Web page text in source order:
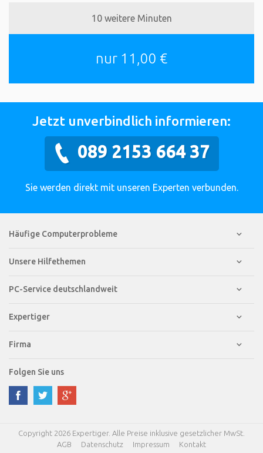
10 weitere Minuten
nur 11,00 €
Jetzt unverbindlich informieren:
089 2153 664 37
Sie werden direkt mit unseren Experten verbunden.
Häufige Computerprobleme
Unsere Hilfethemen
PC-Service deutschlandweit
Expertiger
Firma
Folgen Sie uns
Copyright 2026 Expertiger. Alle Preise inklusive gesetzlicher MwSt.
AGB
Datenschutz Impressum Kontakt